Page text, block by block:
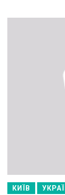
КИЇВ